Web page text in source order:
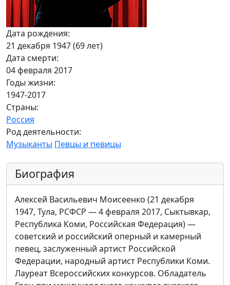
Дата рождения:
21 декабря 1947 (69 лет)
Дата смерти:
04 февраля 2017
Годы жизни:
1947-2017
Страны:
Россия
Род деятельности:
Музыканты Певцы и певицы
Биография
Алексей Васильевич Моисеенко (21 декабря
1947, Тула, РСФСР — 4 февраля 2017, Сыктывкар,
Республика Коми, Российская Федерация) —
советский и российский оперный и камерный
певец, заслуженный артист Российской
Федерации, народный артист Республики Коми.
Лауреат Всероссийских конкурсов. Обладатель